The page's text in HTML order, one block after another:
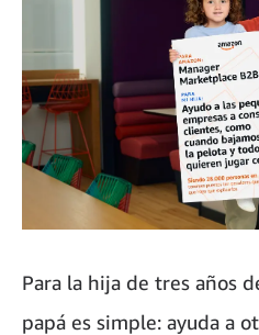
Para la hija de tres años
papá es simple: ayuda a